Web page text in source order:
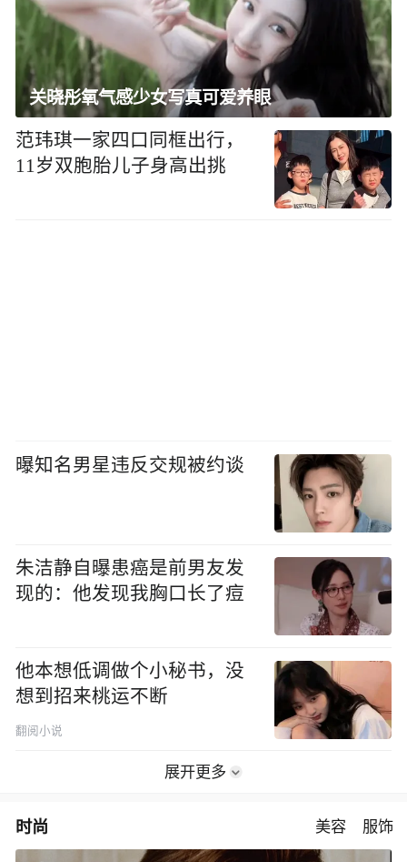
关晓彤氧气感少女写真可爱养眼
范玮琪一家四口同框出行，
11岁双胞胎儿子身高出挑
曝知名男星违反交规被约谈
朱洁静自曝患癌是前男友发
现的：他发现我胸口长了痘
他本想低调做个小秘书，没
想到招来桃运不断
翻阅小说
展开更多
时尚 美容 服饰